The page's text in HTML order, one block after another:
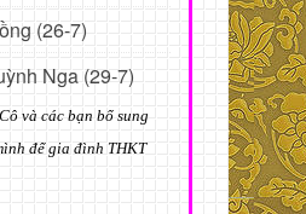
(26-7)
Nga (29-7)
và các bạn bổ sung
để gia đình THKT